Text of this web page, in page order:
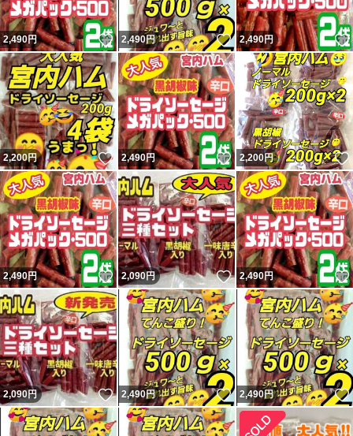
2,490円 いいね！
2,490円 いいね！
2,490円
2,200円 いいね！
2,490円 いいね！
2,200円
2,490円 いいね！
2,090円 いいね！
2,490円
2,090円 いいね！
2,490円 いいね！
2,490円